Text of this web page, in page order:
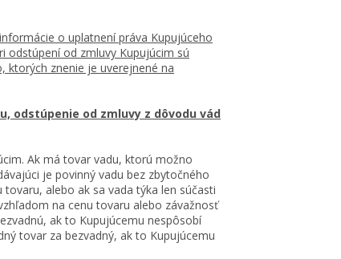
o uplatnení práva Kupujúceho
odstúpení od zmluvy Kupujúcim sú
ktorých znenie je uverejnené na
odstúpenie od zmluvy z dôvodu vád
Ak má tovar vadu, ktorú možno
je povinný vadu bez zbytočného
alebo ak sa vada týka len súčasti
na cenu tovaru alebo závažnosť
ak to Kupujúcemu nespôsobí
tovar za bezvadný, ak to Kupujúcemu